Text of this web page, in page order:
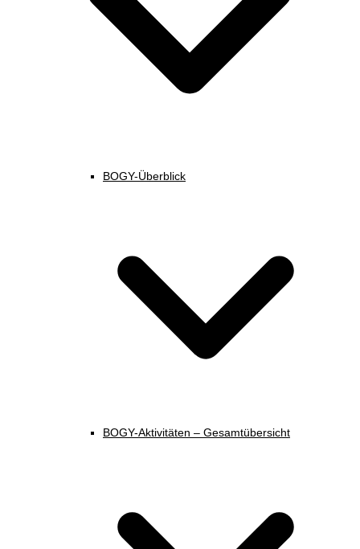
BOGY-Überblick
BOGY-Aktivitäten – Gesamtübersicht